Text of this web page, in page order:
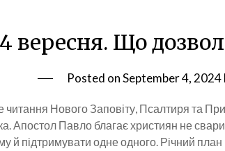
4 вересня. Що
Posted onSeptember 4, 2024
Нового Заповіту, Псалтиря та
Апостол Павло благає християн не
й підтримувати одне одного. Річний